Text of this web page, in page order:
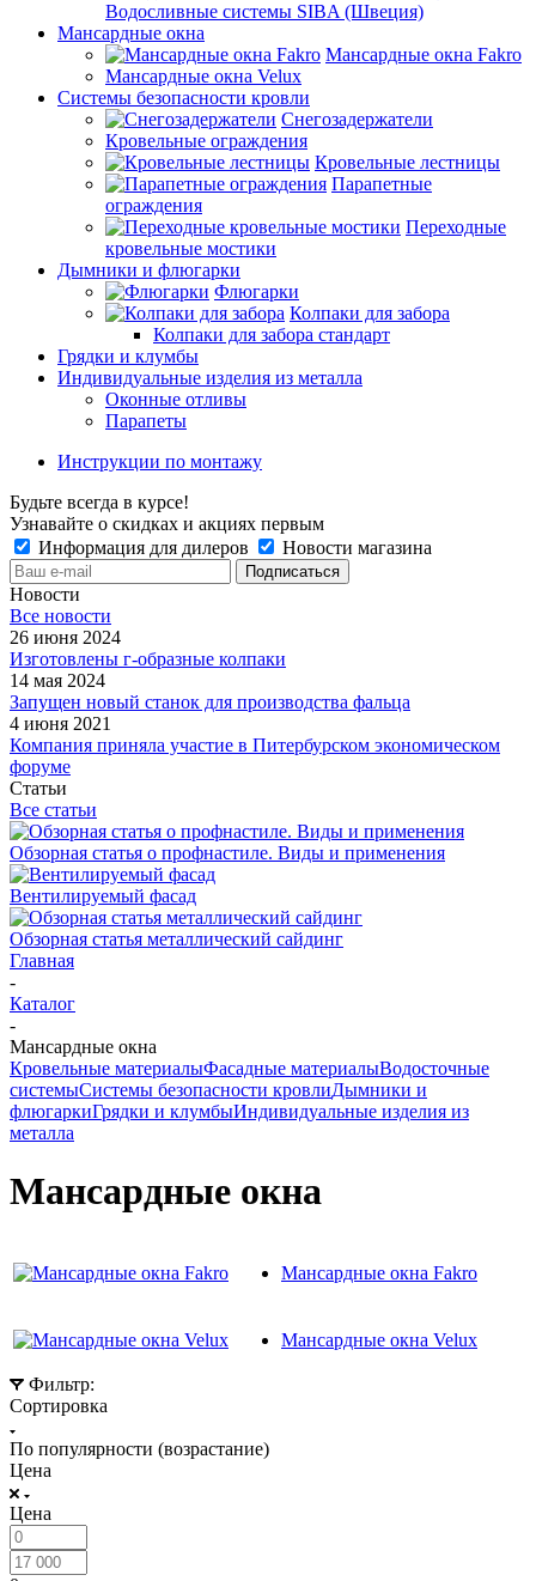
Водосливные системы SIBA (Швеция)
Мансардные окна
Мансардные окна Fakro
Мансардные окна Velux
Системы безопасности кровли
Снегозадержатели
Кровельные ограждения
Кровельные лестницы
Парапетные
ограждения
Переходные
кровельные мостики
Дымники и флюгарки
Флюгарки
Колпаки для забора
Колпаки для забора стандарт
Грядки и клумбы
Индивидуальные изделия из металла
Оконные отливы
Парапеты
Инструкции по монтажу
Будьте всегда в курсе!
Узнавайте о скидках и акциях первым
Информация для дилеров
Новости магазина
Новости
Все новости
26 июня 2024
Изготовлены г-образные колпаки
14 мая 2024
Запущен новый станок для производства фальца
4 июня 2021
Компания приняла участие в Питербурском экономическом
форуме
Статьи
Все статьи
Обзорная статья о профнастиле. Виды и применения
Вентилируемый фасад
Обзорная статья металлический сайдинг
Главная
-
Каталог
-
Мансардные окна
Кровельные материалыФасадные материалыВодосточные
системыСистемы безопасности кровлиДымники и
флюгаркиГрядки и клумбыИндивидуальные изделия из
металла
Мансардные окна
Мансардные окна Fakro
Мансардные окна Velux
Фильтр:
Сортировка
По популярности (возрастание)
Цена
Цена